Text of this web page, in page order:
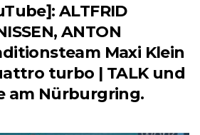
ALTFRID
ANTON
Maxi Klein
turbo | TALK und
am Nürburgring.